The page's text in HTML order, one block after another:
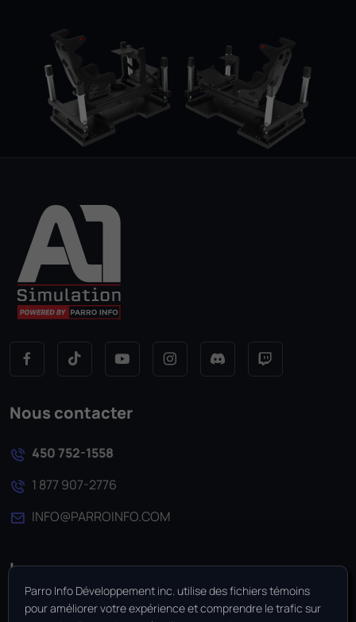
Nous contacter
450 752-1558
1 877 907-2776
INFO@PARROINFO.COM
Langue
EN
Parro Info Développement inc. utilise des fichiers témoins
pour améliorer votre expérience et comprendre le trafic sur